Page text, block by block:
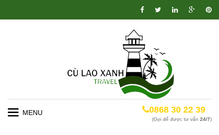
Toggle
0868 30 22 39
(Gọi để được tư vấn 24/7)